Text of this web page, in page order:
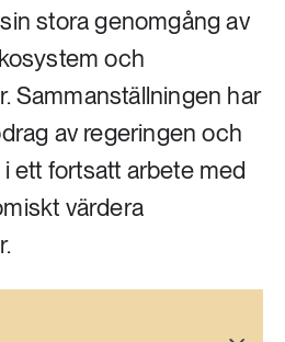
stora genomgång av
och
Sammanställningen har
av regeringen och
ett fortsatt arbete med
värdera